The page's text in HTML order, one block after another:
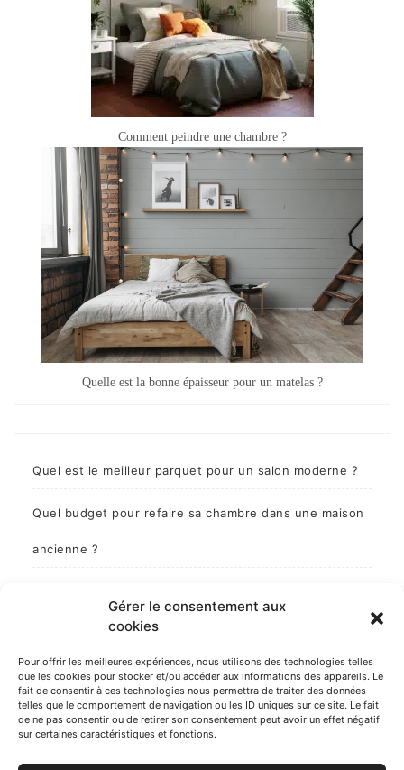
Gérer le consentement aux
cookies
Pour offrir les meilleures expériences, nous utilisons des technologies telles
que les cookies pour stocker et/ou accéder aux informations des appareils. Le
fait de consentir à ces technologies nous permettra de traiter des données
telles que le comportement de navigation ou les ID uniques sur ce site. Le fait
de ne pas consentir ou de retirer son consentement peut avoir un effet négatif
sur certaines caractéristiques et fonctions.
Comment peindre une chambre ?
Quelle est la bonne épaisseur pour un matelas ?
Quel est le meilleur parquet pour un salon moderne ?
Quel budget pour refaire sa chambre dans une maison
ancienne ?
dépasser le budget ?
Comment habiller un mur en parpaing ?
Comment cacher des fils électriques ?